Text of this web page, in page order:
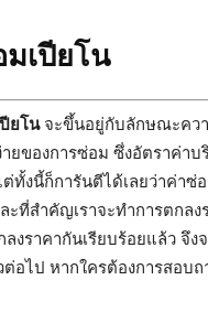
เปียโน
ยโนจะขึ้นอยู่กับลักษณะคว
ยของการซ่อม ซึ่งอัตราค่าบ
ทั้งนี้ก็การันตีได้เลยว่าค่าซ่
ะที่สำคัญเราจะทำการตกลง
งราคากันเรียบร้อยแล้ว จึง
ไป หากใครต้องการสอบถ